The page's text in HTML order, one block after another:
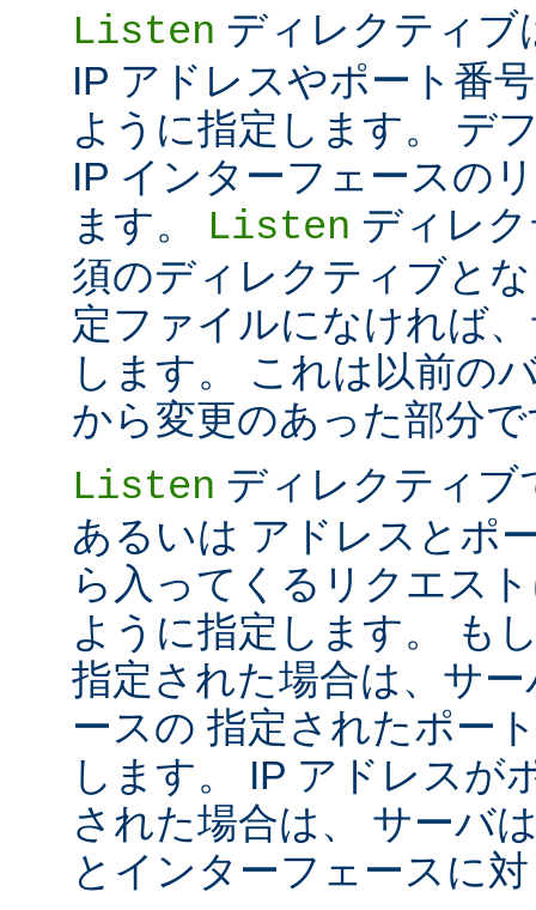
Listen ディレクティブ
IP アドレスやポート番
ように指定します。 デ
IP インターフェースの
ます。
Listen ディレ
須のディレクティブと
定ファイルになければ
します。 これは以前の
から変更のあった部分
Listen ディレクティブ
あるいは アドレスとポ
ら入ってくるリクエス
ように指定します。 も
指定された場合は、サ
ースの 指定されたポー
します。 IP アドレスが
された場合は、 サーバ
とインターフェースに